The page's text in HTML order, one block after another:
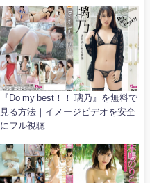
『Do my best！！ 璃乃』を無料で
見る方法｜イメージビデオを安全
にフル視聴